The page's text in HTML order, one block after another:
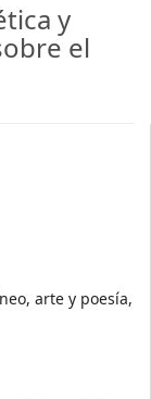
y
el
arte y poesía,